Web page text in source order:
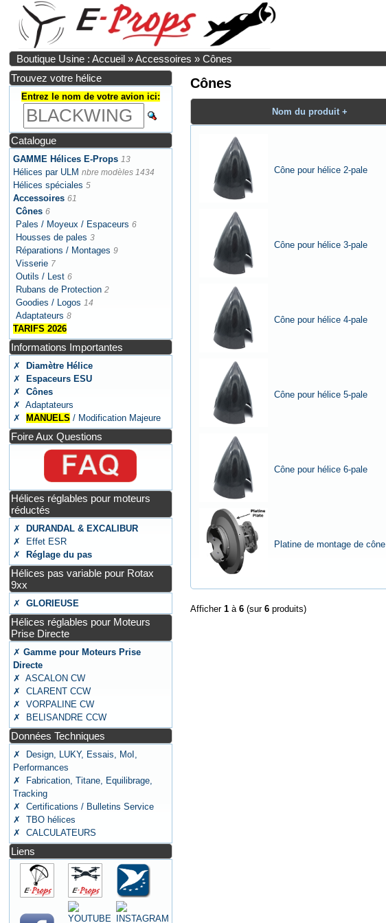
Boutique Usine : Accueil »Accessoires »Cônes
Trouvez votre hélice
Entrez le nom de votre avion ici:
Catalogue
GAMME Hélices E-Props 13
Hélices par ULM nbre modèles 1434
Hélices spéciales 5
Accessoires 61
Cônes 6
Pales / Moyeux / Espaceurs 6
Housses de pales 3
Réparations / Montages 9
Visserie 7
Outils / Lest 6
Rubans de Protection 2
Goodies / Logos 14
Adaptateurs 8
TARIFS 2026
Informations Importantes
✗
Diamètre Hélice
✗
Espaceurs ESU
✗
Cônes
✗ Adaptateurs
✗
MANUELS / Modification Majeure
Foire Aux Questions
Hélices réglables pour moteurs
réductés
✗
DURANDAL & EXCALIBUR
✗ Effet ESR
✗
Réglage du pas
Hélices pas variable pour Rotax
9xx
✗GLORIEUSE
Hélices réglables pour Moteurs
Prise Directe
✗Gamme pour Moteurs Prise
Directe
✗ ASCALON CW
✗ CLARENT CCW
✗ VORPALINE CW
✗ BELISANDRE CCW
Données Techniques
✗ Design, LUKY, Essais, MoI,
Performances
✗ Fabrication, Titane, Equilibrage,
Tracking
✗ Certifications / Bulletins Service
✗ TBO hélices
✗ CALCULATEURS
Liens
Cônes
Nom du produit +
Cône pour hélice 2-pale
Cône pour hélice 3-pale
Cône pour hélice 4-pale
Cône pour hélice 5-pale
Cône pour hélice 6-pale
Platine de montage de cône
Afficher 1à 6(sur 6produits)